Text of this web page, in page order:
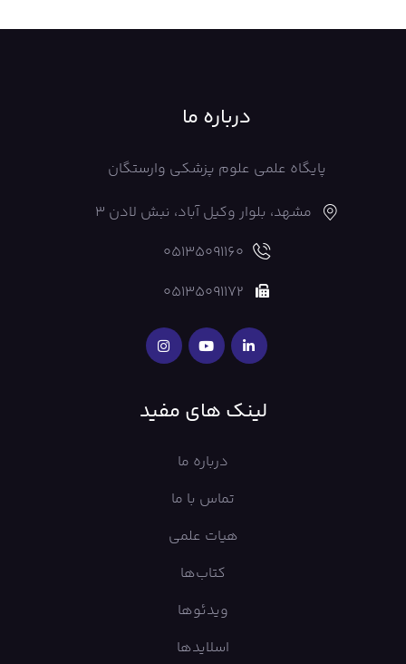
درباره ما
پایگاه علمی علوم پزشکی وارستگان
مشهد، بلوار وکیل آباد، نبش لادن 3
05135091160
05135091172
لینک های مفید
درباره ما
تماس با ما
هیات علمی
کتاب‌ها
ویدئوها
اسلایدها